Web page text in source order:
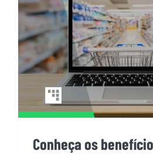
Conheça os
análise de dados
Conheça os